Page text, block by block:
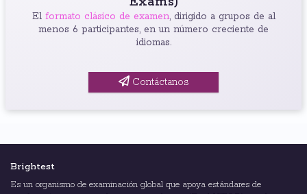
El formato clásico de examen, dirigido a grupos de al
menos 6 participantes, en un número creciente de
idiomas.
Contáctanos
Brightest
Es un organismo de examinación global que apoya estándares de